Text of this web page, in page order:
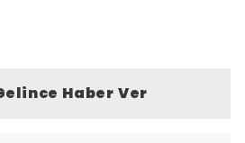
Haber Ver